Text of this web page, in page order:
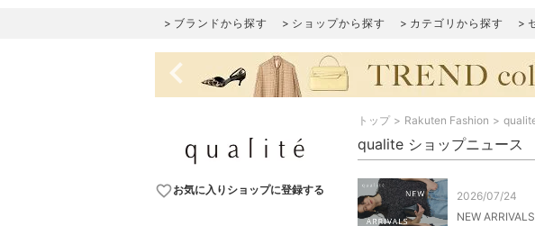
ブランドから探す ショップから探す カテゴリから探す
navigate_before
favorite_borderお気に入りショップに登録する
トップ Rakuten Fashion
qualite ショップニュース
2026/07/24
NEW ARRIVALS